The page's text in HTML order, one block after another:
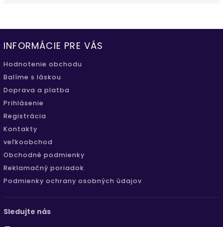
INFORMÁCIE PRE VÁS
Hodnotenie obchodu
Balíme s láskou
Doprava a platba
Prihlásenie
Registrácia
Kontakty
veľkoobchod
Obchodné podmienky
Reklamačný poriadok
Podmienky ochrany osobných údajov
Sledujte nás